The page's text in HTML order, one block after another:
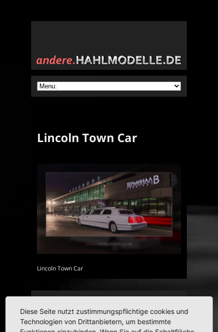
Lincoln Town Car
Lincoln Town Car
HAHLMODELLE.DE | Opel in
1:43
Diese Seite nutzt zustimmungspflichtige cookies und
Technologien von Drittanbietern, um bestimmte